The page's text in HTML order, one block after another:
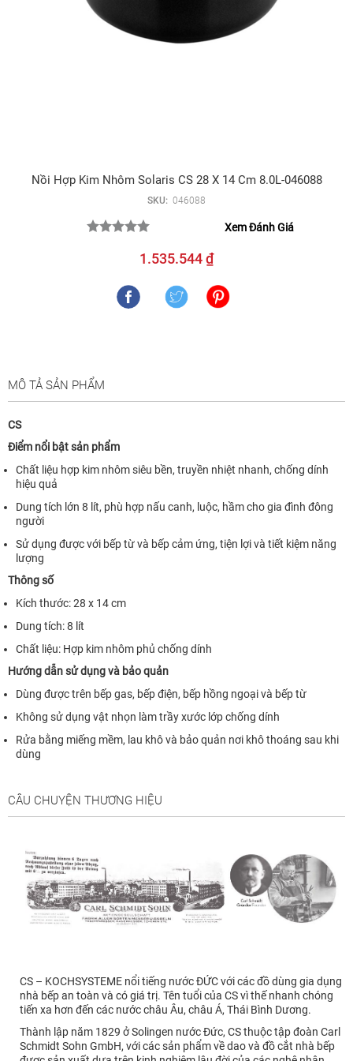
Nồi Hợp Kim Nhôm Solaris CS 28 X 14 Cm 8.0L-046088
SKU: 046088
Xem Đánh Giá
1.535.544 ₫
MÔ TẢ SẢN PHẨM
CS
Điểm nổi bật sản phẩm
Chất liệu hợp kim nhôm siêu bền, truyền nhiệt nhanh, chống dính
hiệu quả
Dung tích lớn 8 lít, phù hợp nấu canh, luộc, hầm cho gia đình đông
người
Sử dụng được với bếp từ và bếp cảm ứng, tiện lợi và tiết kiệm năng
lượng
Thông số
Kích thước: 28 x 14 cm
Dung tích: 8 lít
Chất liệu: Hợp kim nhôm phủ chống dính
Hướng dẫn sử dụng và bảo quản
Dùng được trên bếp gas, bếp điện, bếp hồng ngoại và bếp từ
Không sử dụng vật nhọn làm trầy xước lớp chống dính
Rửa bằng miếng mềm, lau khô và bảo quản nơi khô thoáng sau khi
dùng
CÂU CHUYỆN THƯƠNG HIỆU
CS – KOCHSYSTEME nổi tiếng nước ĐỨC với các đồ dùng gia dụng
nhà bếp an toàn và có giá trị. Tên tuổi của CS vì thế nhanh chóng
tiến xa hơn đến các nước châu Âu, châu Á, Thái Bình Dương.
Thành lập năm 1829 ở Solingen nước Đức, CS thuộc tập đoàn Carl
Schmidt Sohn GmbH, với các sản phẩm về dao và đồ cắt nhà bếp